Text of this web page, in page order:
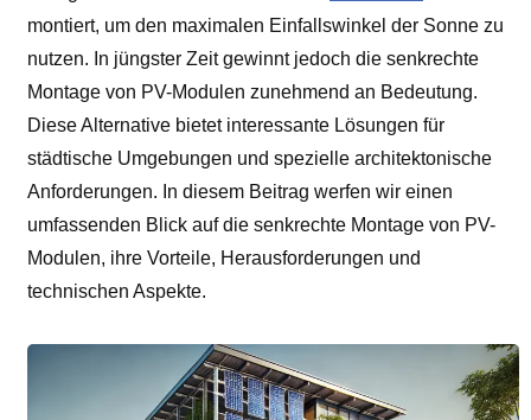
montiert, um den maximalen Einfallswinkel der Sonne zu
nutzen. In jüngster Zeit gewinnt jedoch die senkrechte
Montage von PV-Modulen zunehmend an Bedeutung.
Diese Alternative bietet interessante Lösungen für
städtische Umgebungen und spezielle architektonische
Anforderungen. In diesem Beitrag werfen wir einen
umfassenden Blick auf die senkrechte Montage von PV-
Modulen, ihre Vorteile, Herausforderungen und
technischen Aspekte.